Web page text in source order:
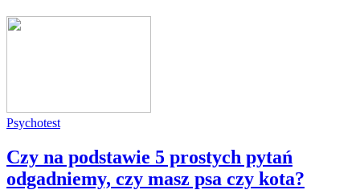
Psychotest
Czy na podstawie 5 prostych pytań
odgadniemy, czy masz psa czy kota?